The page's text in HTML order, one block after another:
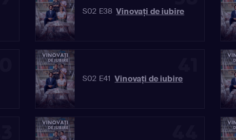
S02 E38 Vinovaţi de iubire
S02 E41 Vinovaţi de iubire